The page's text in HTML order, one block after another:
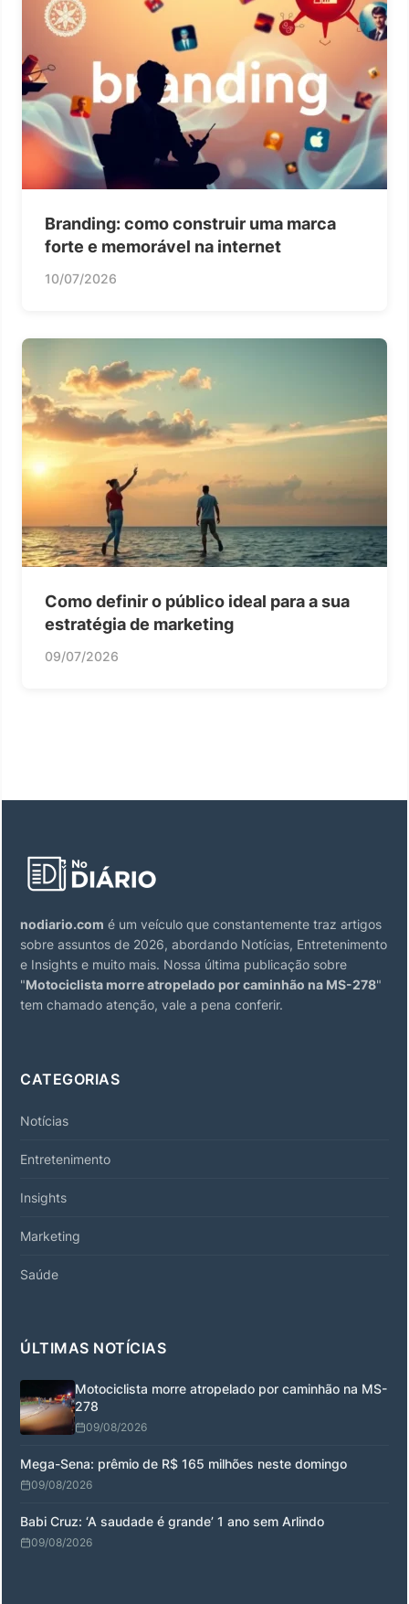
Branding: como construir uma marca
forte e memorável na internet
10/07/2026
Como definir o público ideal para a sua
estratégia de marketing
09/07/2026
nodiario.com é um veículo que constantemente traz artigos
sobre assuntos de 2026, abordando Notícias, Entretenimento
e Insights e muito mais. Nossa última publicação sobre
"Motociclista morre atropelado por caminhão na MS-278"
tem chamado atenção, vale a pena conferir.
CATEGORIAS
Notícias
Entretenimento
Insights
Marketing
Saúde
ÚLTIMAS NOTÍCIAS
Motociclista morre atropelado por caminhão na MS-
278
09/08/2026
Mega-Sena: prêmio de R$ 165 milhões neste domingo
09/08/2026
Babi Cruz: ‘A saudade é grande’ 1 ano sem Arlindo
09/08/2026